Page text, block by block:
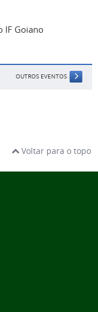
IF Goiano
OUTROS EVENTOS
Voltar para o topo